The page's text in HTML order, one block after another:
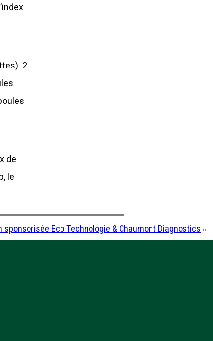
2
de
le
sponsorisée Eco Technologie & Chaumont Diagnostics »